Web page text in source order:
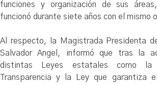
funciones y organización de sus
funcionó durante siete años con el mismo
Al respecto, la Magistrada Presidenta
Salvador Angel, informó que tras la
distintas Leyes estatales como la
Transparencia y la Ley que garantiza